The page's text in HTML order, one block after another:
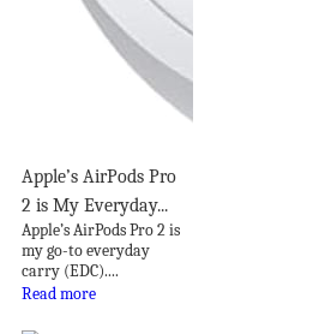
Apple’s AirPods Pro
2 is My Everyday...
Apple’s AirPods Pro 2 is
my go-to everyday
carry (EDC)....
Read more